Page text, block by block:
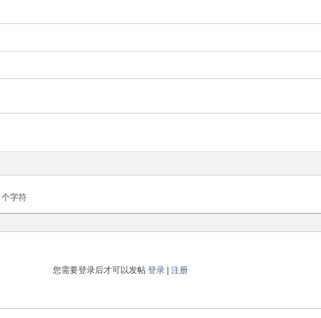
个字符
您需要登录后才可以发帖 登录| 注册